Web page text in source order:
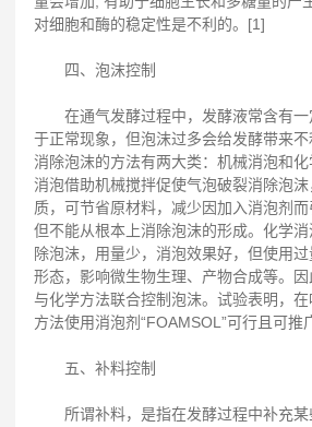
对细胞和酶的稳定性是不利的。[1]
四、泡沫控制
在通气发酵过程中，发酵液常含有一
于正常现象，但泡沫过多会给发酵带来
消除泡沫的方法有两大类：机械消泡和
消泡借助机械搅拌促使气泡破裂消除泡
质，可节省原材料，减少因加入消泡剂而
但不能从根本上消除泡沫的形成。化学
除泡沫，用量少，消泡效果好，但使用
形态，影响微生物生理、产物合成等。
与化学方法联合控制泡沫。试验表明，
方法使用消泡剂“FOAMSOL”可行且可推
五、补料控制
所谓补料，是指在发酵过程中补充某